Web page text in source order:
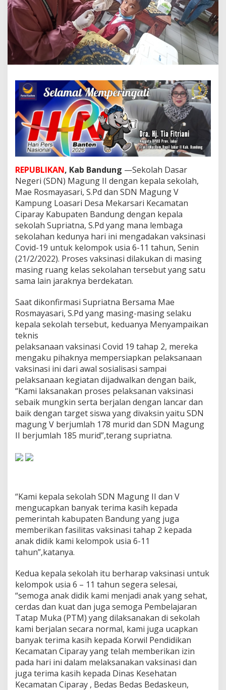
a
g
u
n
g
I
I
L
k
s
a
n
k
a
n
V
a
k
i
n
a
s
i
T
a
h
a
p
u
i
a
6
1
T
a
h
u
n
REPUBLIKAN, Kab Bandung —Sekolah Dasar
Negeri (SDN) Magung II dengan kepala sekolah,
Mae Rosmayasari, S.Pd dan SDN Magung V
Kampung Loasari Desa Mekarsari Kecamatan
Ciparay Kabupaten Bandung dengan kepala
sekolah Supriatna, S.Pd yang mana lembaga
sekolahan kedunya hari ini mengadakan vaksinasi
Covid-19 untuk kelompok usia 6-11 tahun, Senin
(21/2/2022). Proses vaksinasi dilakukan di masing
masing ruang kelas sekolahan tersebut yang satu
sama lain jaraknya berdekatan.
Saat dikonfirmasi Supriatna Bersama Mae
Rosmayasari, S.Pd yang masing-masing selaku
kepala sekolah tersebut, keduanya Menyampaikan
teknis
pelaksanaan vaksinasi Covid 19 tahap 2, mereka
mengaku pihaknya mempersiapkan pelaksanaan
vaksinasi ini dari awal sosialisasi sampai
pelaksanaan kegiatan dijadwalkan dengan baik,
“Kami laksanakan proses pelaksanan vaksinasi
sebaik mungkin serta berjalan dengan lancar dan
baik dengan target siswa yang divaksin yaitu SDN
magung V berjumlah 178 murid dan SDN Magung
II berjumlah 185 murid”,terang supriatna.
“Kami kepala sekolah SDN Magung II dan V
mengucapkan banyak terima kasih kepada
pemerintah kabupaten Bandung yang juga
memberikan fasilitas vaksinasi tahap 2 kepada
anak didik kami kelompok usia 6-11
tahun”,katanya.
Kedua kepala sekolah itu berharap vaksinasi untuk
kelompok usia 6 – 11 tahun segera selesai,
“semoga anak didik kami menjadi anak yang sehat,
cerdas dan kuat dan juga semoga Pembelajaran
Tatap Muka (PTM) yang dilaksanakan di sekolah
kami berjalan secara normal, kami juga ucapkan
banyak terima kasih kepada Korwil Pendidikan
Kecamatan Ciparay yang telah memberikan izin
pada hari ini dalam melaksanakan vaksinasi dan
juga terima kasih kepada Dinas Kesehatan
Kecamatan Ciparay , Bedas Bedas Bedaskeun,